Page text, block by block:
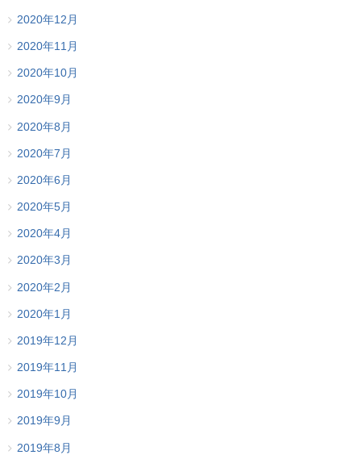
2020年12月
2020年11月
2020年10月
2020年9月
2020年8月
2020年7月
2020年6月
2020年5月
2020年4月
2020年3月
2020年2月
2020年1月
2019年12月
2019年11月
2019年10月
2019年9月
2019年8月